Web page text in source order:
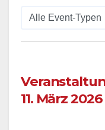
11. März